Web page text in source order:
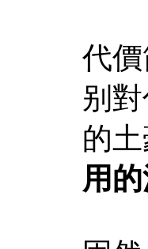
代
别
的
用